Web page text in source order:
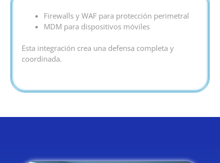
Firewalls y WAF para protección perimetral
MDM para dispositivos móviles
Esta integración crea una defensa completa y
coordinada.